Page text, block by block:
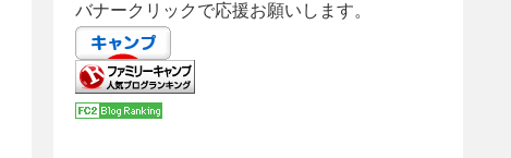
バナークリックで応援お願いします。